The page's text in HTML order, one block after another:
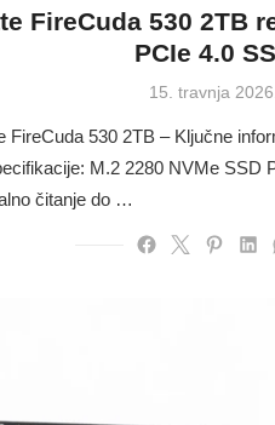
FireCuda 530 2TB
PCIe 4.0
Posted
15. travnja 2026.
FireCuda 530 2TB – Ključne
M.2 2280 NVMe SSD
čitanje do …